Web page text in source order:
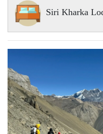
Siri Kharka